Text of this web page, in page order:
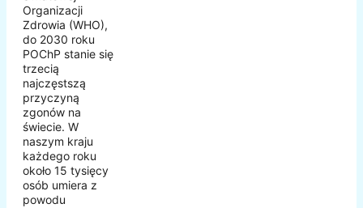
Organizacji
Zdrowia (WHO),
do 2030 roku
POChP stanie się
trzecią
najczęstszą
przyczyną
zgonów na
świecie. W
naszym kraju
każdego roku
około 15 tysięcy
osób umiera z
powodu